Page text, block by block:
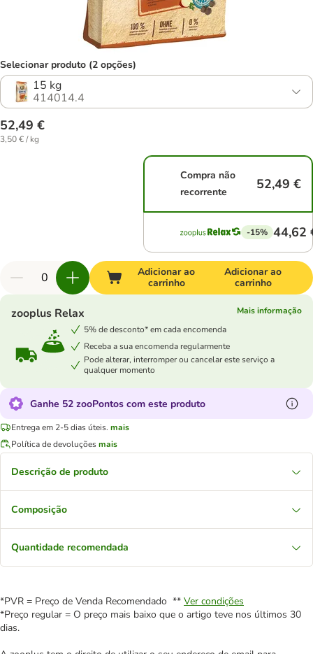
Selecionar produto (2 opções)
15 kg
414014.4
52,49 €
3,50 € / kg
Compra não
recorrente
52,49 €
-15% 44,62
Adicionar ao
carrinho
Adicionar ao
carrinho
zooplus Relax
Mais informação
5% de desconto* em cada encomenda
Receba a sua encomenda regularmente
Pode alterar, interromper ou cancelar este serviço a
qualquer momento
Ganhe 52 zooPontos com este produto
Entrega em 2-5 dias úteis. mais
Política de devoluçõesmais
Descrição de produto
Composição
Quantidade recomendada
*PVR = Preço de Venda Recomendado ** Ver condições
*Preço regular = O preço mais baixo que o artigo teve nos últimos 30
dias.